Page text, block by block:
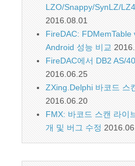
LZO/Snappy/SynLZ/
2016.08.01
FireDAC: FDMemTable
Android 성능 비교
FireDAC에서 DB2 AS/
2016.06.25
ZXing.Delphi 바코드 스
2016.06.20
FMX: 바코드 스캔 라이
개 및 버그 수정